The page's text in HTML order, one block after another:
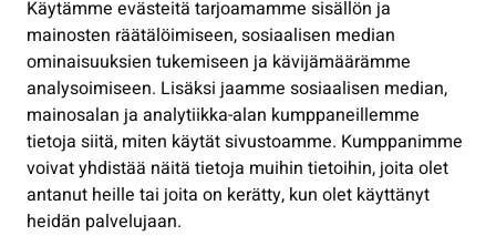
Käytämme evästeitä tarjoamamme sisällön ja
mainosten räätälöimiseen, sosiaalisen median
ominaisuuksien tukemiseen ja kävijämäärämme
analysoimiseen. Lisäksi jaamme sosiaalisen median,
mainosalan ja analytiikka-alan kumppaneillemme
tietoja siitä, miten käytät sivustoamme. Kumppanimme
voivat yhdistää näitä tietoja muihin tietoihin, joita olet
antanut heille tai joita on kerätty, kun olet käyttänyt
heidän palvelujaan.
Työ ja yrittäminen
Osallistu ja asioi
Näytä omat evästeasetukseni
Seuraa meitä